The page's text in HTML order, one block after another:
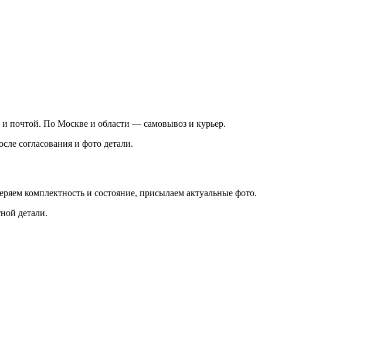
По Москве и области — самовывоз и курьер.
согласования и фото детали.
комплектность и состояние, присылаем актуальные фото.
детали.